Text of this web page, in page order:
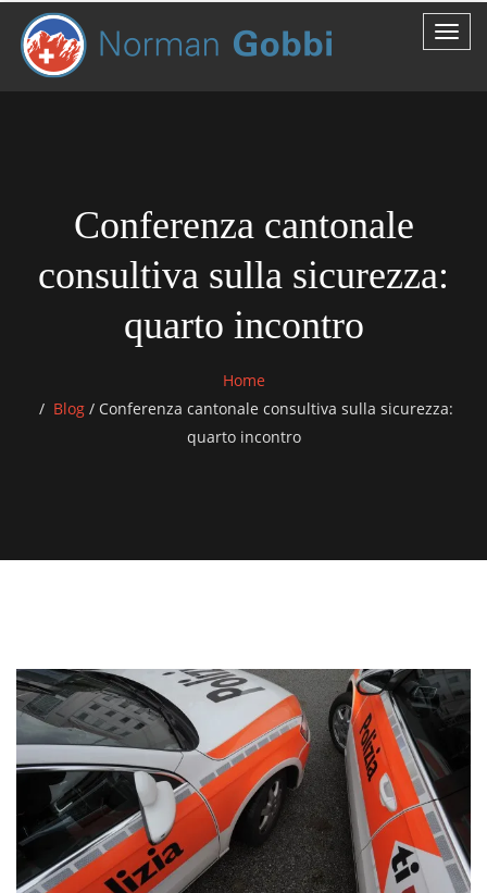
Conferenza cantonale
consultiva sulla sicurezza:
quarto incontro
Home
Blog / Conferenza cantonale consultiva sulla sicurezza:
quarto incontro